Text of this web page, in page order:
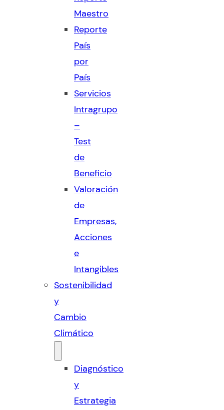
Maestro
Reporte
País
por
País
Servicios
Intragrupo
–
Test
de
Beneficio
Valoración
de
Empresas,
Acciones
e
Intangibles
Sostenibilidad
y
Cambio
Climático
Diagnóstico
y
Estrategia